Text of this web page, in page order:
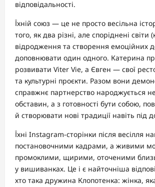
відповідальності.
Їхній союз — це не просто весільна
того, як два різні, але споріднені світи
відродження та створення емоційних
доповнювати один одного. Катерина
розвивати Viter Vie, а Євген — свої
та культурні проєкти. Разом вони
справжнє партнерство народжується
обставин, а з готовності бути собою,
й створювати нові традиції навіть під
Їхні Instagram-сторінки після весілля
постановочними кадрами, а живими
промоклими, щирими, оточеними
у вишиванках. Це і є найточніша
хто така дружина Клопотенка: жінка,